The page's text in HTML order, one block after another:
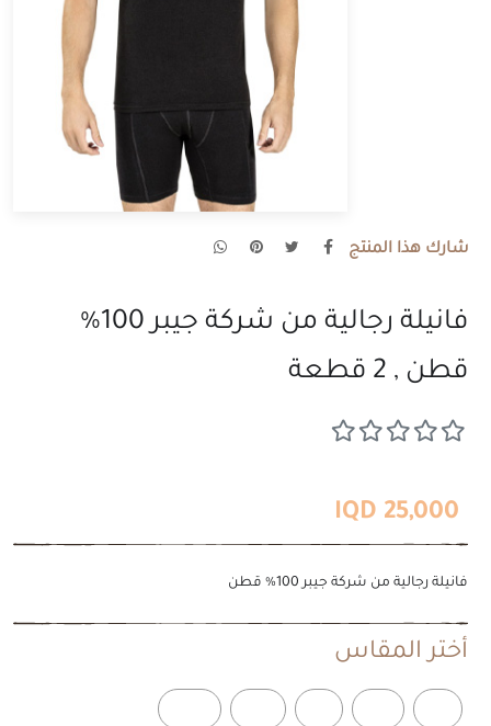
شارك هذا المنتج
فانيلة رجالية من شركة جيبر 100%
قطن , 2 قطعة
25,000 IQD
فانيلة رجالية من شركة جيبر 100% قطن
أختر المقاس